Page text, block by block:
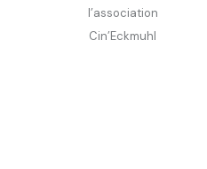
l’association
Cin’Eckmuhl